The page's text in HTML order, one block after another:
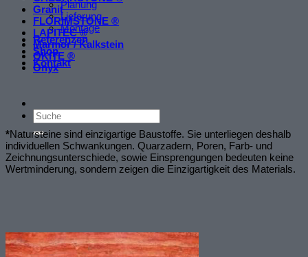
Planung
Lieferung
Montage
Referenzen
Shop
Kontakt
Granit
FLORIMSTONE ®
LAPITEC ®
Marmor / Kalkstein
OKITE ®
Onyx
*Natursteine sind einzigartige Baustoffe. Sie unterliegen deshalb
individuellen Schwankungen. Quarzadern, Poren, Farb- und
Zeichnungsunterschiede, sowie Einsprengungen bedeuten keine
Wertminderung, sondern zeigen die Einzigartigkeit des Materials.